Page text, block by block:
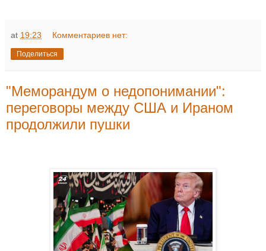
at 19:23 Комментариев нет:
Поделиться
"Меморандум о недопонимании":
переговоры между США и Ираном
продолжили пушки